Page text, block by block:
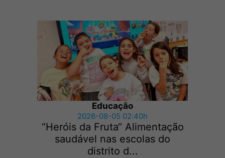
Educação
2026-08-05 02:40h
“Heróis da Fruta“ Alimentação
saudável nas escolas do
distrito d...